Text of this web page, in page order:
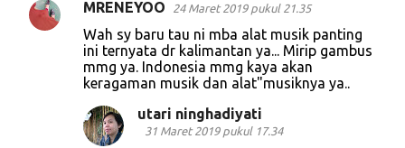
K
MRENEYOO 24 Maret 2019 pukul 21.35
Wah sy baru tau ni mba alat musik panting
ini ternyata dr kalimantan ya... Mirip gambus
mmg ya. Indonesia mmg kaya akan
keragaman musik dan alat"musiknya ya..
utari ninghadiyati
31 Maret 2019 pukul 17.34